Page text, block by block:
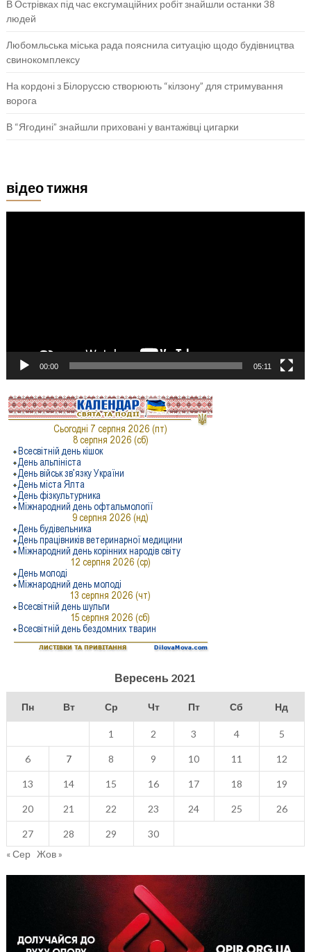
В Острівках під час ексгумаційних робіт знайшли останки 38
людей
Любомльська міська рада пояснила ситуацію щодо будівництва
свинокомплексу
На кордоні з Білоруссю створюють “кілзону” для стримування
ворога
В “Ягодині” знайшли приховані у вантажівці цигарки
відео тижня
00:00 05:11
Вересень 2021
Пн Вт Ср Чт Пт Сб Нд
1 2 3 4 5
6 7 8 9 10 11 12
13 14 15 16 17 18 19
20 21 22 23 24 25 26
27 28 29
30
« Сер Жов »